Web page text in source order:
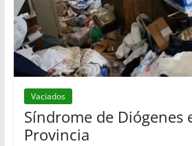
Vaciados
Síndrome de Diógenes
Provincia